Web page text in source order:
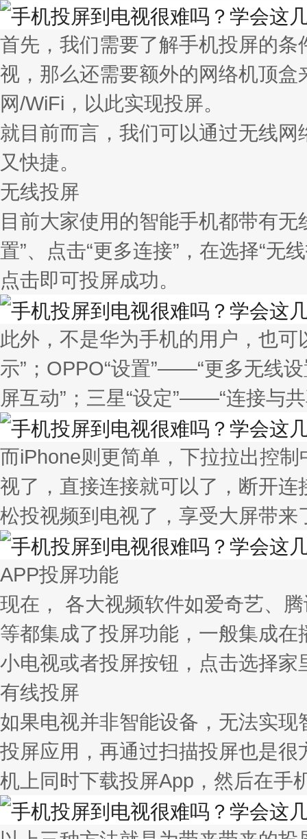
首先，我们需要了解手机投屏的
视，那么还需要额外的网络机顶
网/WiFi，以此实现投屏。
就目前而言，我们可以通过无线
又快捷。
无线投屏
目前大家使用的智能手机都带有
置”、点击“更多连接”，在选择“无
点击即可投屏成功。
此外，不是华为手机的用户，也
示”；OPPO“设置”——“更多无线
屏互动”；三星“设定”——“连接与
而iPhone则更简单，下拉拉出控
视了，直接连接就可以了，断开
松投视频到电视了，享受大屏带来
APP投屏功能
现在， 各大视频软件如爱奇艺、
等都集成了投屏功能，一般集成
小电视或者投屏按钮，点击选择
有线投屏
如果电视并非智能设备，无法实
投屏应用，再通过扫描投屏也是
机上同时下载投屏App，然后在手